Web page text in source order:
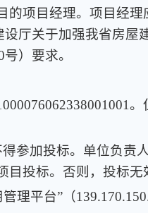
项目经理。项目经理
厅关于加强我省房屋
）要求。
。
参加投标。单位负责
投标。否则，投标无
理平台”（